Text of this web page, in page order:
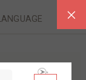
LANGUAGE